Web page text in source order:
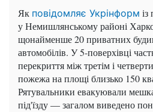
Як повідомляє Укрінформ
у Немишлянському районі
щонайменше 20 приватних
автомобілів. У 5-поверхівці
перекриття між третім і
пожежа на площі близько 150
Рятувальники евакуювали
під'їзду — загалом виведено